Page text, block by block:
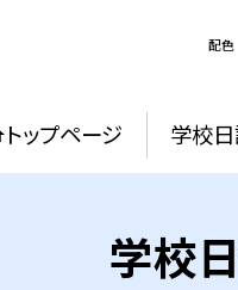
配色
トップページ 学校
学校